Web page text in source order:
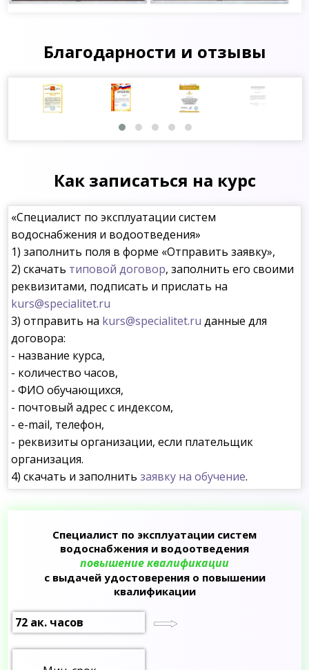
Благодарности и отзывы
Как записаться на курс
«Специалист по эксплуатации систем
водоснабжения и водоотведения»
1) заполнить поля в форме «Отправить заявку»,
2) скачать типовой договор, заполнить его своими
реквизитами, подписать и прислать на
kurs@specialitet.ru
3) отправить на kurs@specialitet.ru данные для
договора:
- название курса,
- количество часов,
- ФИО обучающихся,
- почтовый адрес с индексом,
- e-mail, телефон,
- реквизиты организации, если плательщик
организация.
4) скачать и заполнитьзаявку на обучение.
Специалист по эксплуатации систем
водоснабжения и водоотведения
повышение квалификации
с выдачей удостоверения о повышении
квалификации
72 ак. часов